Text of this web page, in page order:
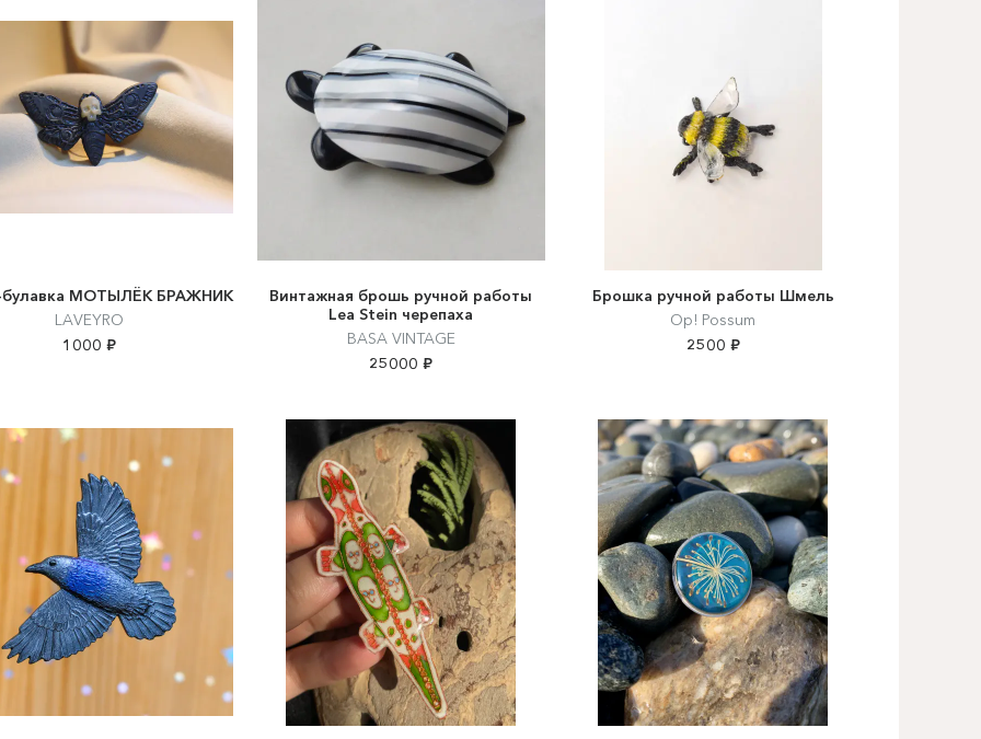
МОТЫЛЁК БРАЖНИК
LAVEYRO
1000 ₽
Винтажная брошь ручной работы
Lea Stein черепаха
BASA VINTAGE
25000 ₽
Брошка ручной работы Шмель
Op! Possum
2500 ₽